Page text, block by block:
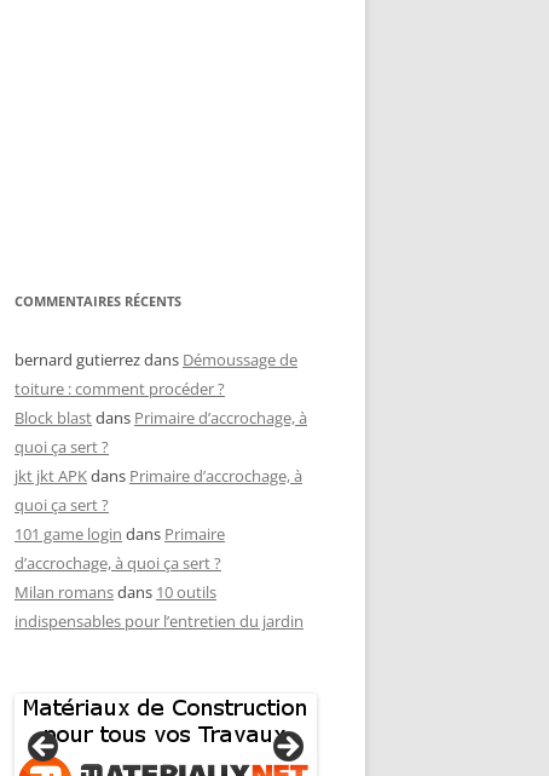
COMMENTAIRES RÉCENTS
bernard gutierrezdans Démoussage de
toiture : comment procéder ?
Block blastdans Primaire d’accrochage, à
quoi ça sert ?
jkt jkt APKdans Primaire d’accrochage, à
quoi ça sert ?
101 game login dans Primaire
d’accrochage, à quoi ça sert ?
Milan romansdans 10 outils
indispensables pour l’entretien du jardin